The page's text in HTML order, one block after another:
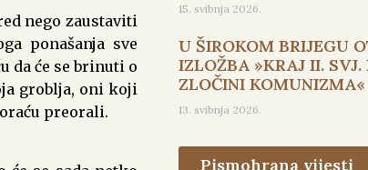
nego zaustaviti
ponašanja sve
da će se brinuti o
groblja, oni koji
preorali.
15. svibnja 2026.
U ŠIROKOM BRIJEGU
IZLOŽBA »KRAJ II. SVJ.
ZLOČINI KOMUNIZMA«
13. svibnja 2026.
Pismohrana vijesti